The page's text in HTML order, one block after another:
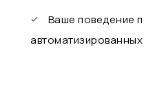
Ваше поведение